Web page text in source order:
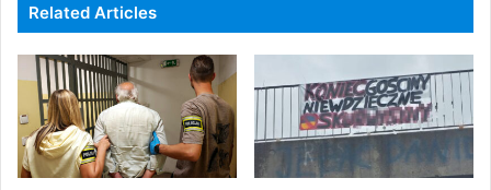
Related Articles